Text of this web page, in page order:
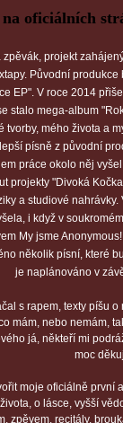
oficiálních
projekt
Původní
EP". V roce 2014
stalo mega-album
mého života a
písně z původní
práce okolo něj
projekty "Divoká
a studiové
i když v
My jsme
několik písní, které
je naplánováno v
s rapem, texty píšu
mám, nebo nemám,
já, někteří mi
moc
moje oficiálně první
o lásce, vyšší
zpěvem, recitály,